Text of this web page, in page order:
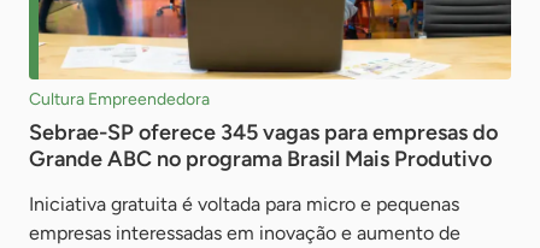
Cultura Empreendedora
Sebrae-SP oferece 345 vagas para empresas do
Grande ABC no programa Brasil Mais Produtivo
Iniciativa gratuita é voltada para micro e pequenas
empresas interessadas em inovação e aumento de